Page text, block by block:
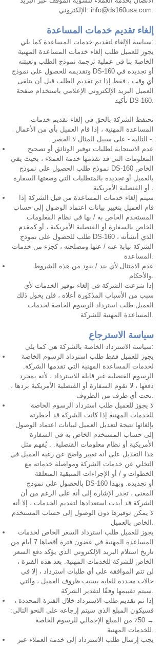
الإلكتروني: info@ds160usa.com.
إلغاء تقديم خدمات المساعدة
سياسة الإلغاء لتقديم خدمات المساعدة كما يلي:
يجوز للعميل طلب إلغاء خدمات المساعدة المهنية
الخاصة بنا في عملية ترجمة نموذج الطلب وتعبئته
وتقديمه للحصول على نموذج DS-160 أو تجديده في
أي وقت ، فقط إذا تم تقديم الطلب قبل أن يتلقى
العميل البريد الإلكتروني الإعلامي باستخدام صفحة
تأكيد DS-160.
تحتفظ الشركة بالحق في إلغاء تقديم خدمات
المساعدة المهنية ، إذا قام العميل بأي من الأعمال
التالية - على سبيل المثال لا الحصر -:
عدم الاستجابة لطلبات توفير الوثائق أو تصحيح
المعلومات التي قد تقدمها خدمة العملاء ، بحيث يفي
نموذج طلب الحصول على نموذج DS-160 الخاص
بالعميل أو تجديده بالمتطلبات التي وضعتها السفارة
أو القنصلية الأمريكية ،
سيتم إلغاء خدمات المساعدة من قبل الشركة إذا
قام العميل بتغيير بيانات اعتماد الوصول إلى حساب
المستخدم الخاص به / بها في نظام المعلومات
الخاص بالسفارة أو القنصلية الأمريكية ، أو كمقدم
طلب للحصول على نموذج DS-160 ، الذي أنشأته
الشركة نيابة عنه / عنها ومصلحته ، كجزء من خدمات
المساعدة.
عدم الامتثال لأي بند / بنود من هذه الشروط
والأحكام.
إذا شرعت الشركة في إلغاء توفير الخدمات لأي
سبب من الأسباب المذكورة أعلاه ، فلن يخول ذلك
العميل طلب استرداد الرسوم الخاصة لخدمات
المساعدة المهنية للشركة.
سياسة الاسترجاع
سياسة الاسترداد الخاصة بالشركة هي كما يلي:
يجوز للعميل فقط طلب استرداد الرسوم الخاصة
لخدمات المساعدة المهنية التي تقدمها الشركة.
الرسوم القنصلية غير قابلة للاسترداد ، لأنه بمجرد
دفعها ، لا تقوم السفارة أو القنصلية الأمريكية بردها ،
تحت أي ظرف من الظروف.
لا يجوز للعميل طلب استرداد الرسوم الخاصة
للخدمات المهنية إذا كانت الشركة قد أخطرته
بإلغائها نتيجة لتعديل العميل لبيانات اعتماد الوصول
إلى حساب المستخدم الخاص به في السفارة
الأمريكية أو نظام معلومات القنصلية. . يُفهم مثل
هذا التعديل على أنه تعبير واضح عن رغبة العميل في
التخلي عن خدمات الشركة ومواصلة خدماته مع
الخطوات و / أو الإجراءات المتبقية المتعلقة
بالحصول على نموذج DS-160 أو تجديده. وبهذا
المعنى ، تجدر الإشارة إلى أنه على الرغم من أن
الشركة قد أبدت استعدادها لتقديم الخدمات ، إلا أنه
لا يمكن توفيرها دون الوصول إلى حساب المستخدم
الخاص بالعميل.
يجوز للعميل طلب استرداد السعر الخاص لخدمات
المساعدة المهنية في غضون فترة أقصاها 7 أيام من
تاريخ استلام البريد الإلكتروني الذي يؤكد دفع السعر
الخاص للشركة للخدمات المهنية. بعد هذه الفترة ،
لن تتم الموافقة على أي طلبات استرداد ، إلا في
حالات محددة للغاية بسبب ظروف العميل ، والتي
سيتم تقييمها وفقًا لتقدير الشركة.
إذا تم تقديم طلب الاسترداد خلال الفترة المحددة ،
فسيكون المبلغ الذي سيتم إرجاعه على النحو التالي:
→ 50٪ من المبلغ الإجمالي للرسوم الخاصة
للخدمات المهنية.
يجب إرسال طلب الاسترداد إلى خدمة العملاء عبر